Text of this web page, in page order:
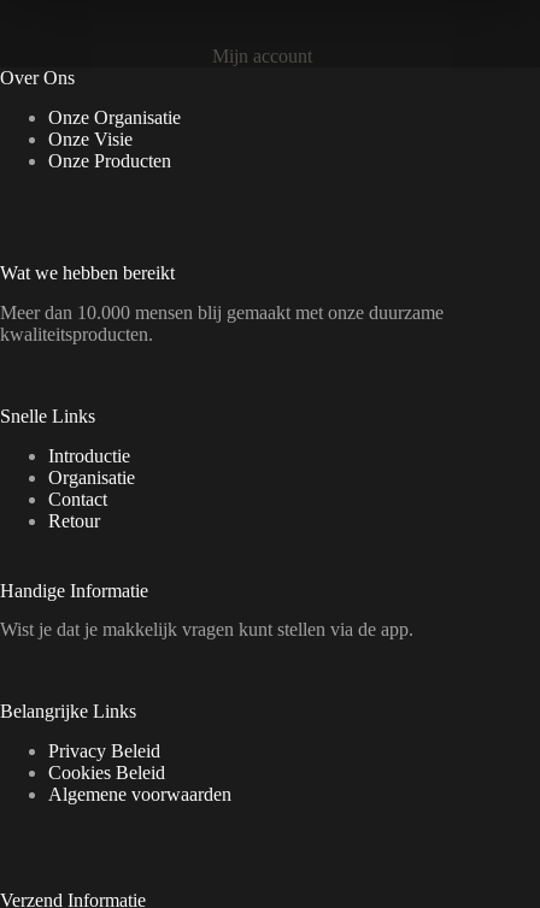
Mijn account
Over Ons
Onze Organisatie
Onze Visie
Onze Producten
Wat we hebben bereikt
Meer dan 10.000 mensen blij gemaakt met onze duurzame
kwaliteitsproducten.
Snelle Links
Introductie
Organisatie
Contact
Retour
Handige Informatie
Wist je dat je makkelijk vragen kunt stellen via de app.
Belangrijke Links
Privacy Beleid
Cookies Beleid
Algemene voorwaarden
Verzend Informatie